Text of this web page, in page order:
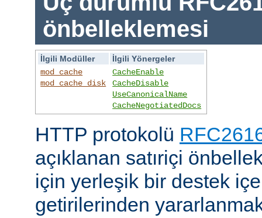
önbelleklemesi
İlgili Modüller
İlgili Yönergeler
mod_cache
mod_cache_disk
CacheEnable
CacheDisable
UseCanonicalName
CacheNegotiatedDocs
HTTP protokolü
açıklanan satıriçi
için yerleşik bir destek
getirilerinden